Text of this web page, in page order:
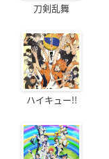
刀剣乱舞
ハイキュー!!